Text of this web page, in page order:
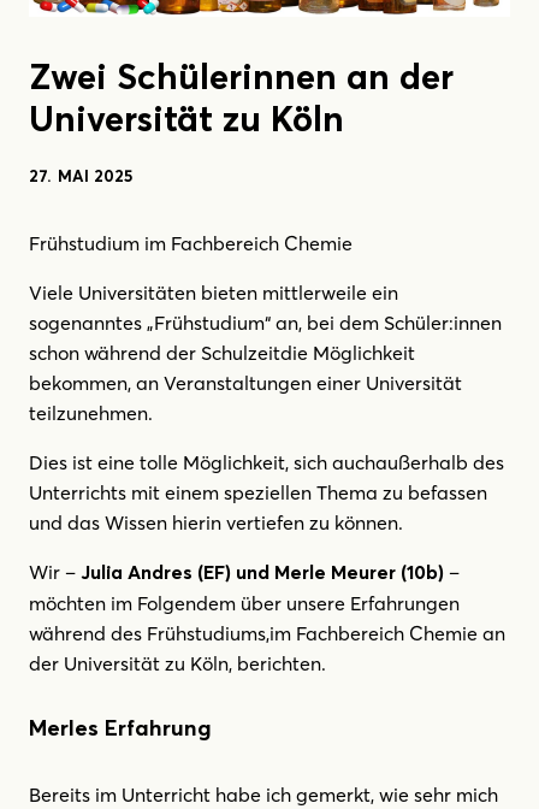
Zwei Schülerinnen an der
Universität zu Köln
27. MAI 2025
Frühstudium im Fachbereich Chemie
Viele Universitäten bieten mittlerweile ein
sogenanntes „Frühstudium“ an, bei dem Schüler:innen
schon während der Schulzeitdie Möglichkeit
bekommen, an Veranstaltungen einer Universität
teilzunehmen.
Dies ist eine tolle Möglichkeit, sich auchaußerhalb des
Unterrichts mit einem speziellen Thema zu befassen
und das Wissen hierin vertiefen zu können.
Wir – Julia Andres (EF) und Merle Meurer (10b) –
möchten im Folgendem über unsere Erfahrungen
während des Frühstudiums,im Fachbereich Chemie an
der Universität zu Köln, berichten.
Merles Erfahrung
Bereits im Unterricht habe ich gemerkt, wie sehr mich